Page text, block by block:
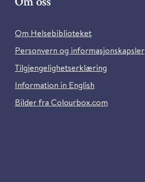
Om oss
Om Helsebiblioteket
Personvern og informasjonskapsler
Tilgjengelighetserklæring
Information in English
Bilder fra Colourbox.com